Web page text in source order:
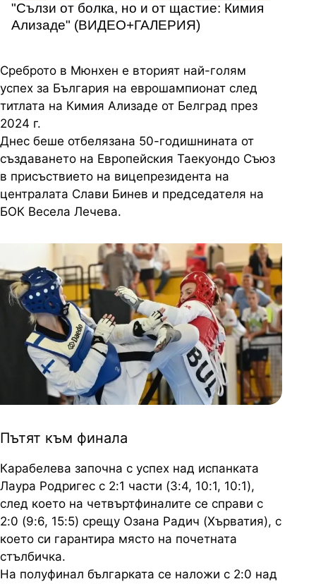
"Сълзи от болка, но и от щастие: Кимия
Ализаде" (ВИДЕО+ГАЛЕРИЯ)
Среброто в Мюнхен е втoрият най-голям
успех за България на еврошампионат след
титлата на Кимия Ализаде от Белград през
2024 г.
Днес беше отбелязана 50-годишнината от
създаването на Европейския Таекуондо Съюз
в присъствието на вицепрезидента на
централата Слави Бинев и председателя на
БОК Весела Лечева.
Пътят към финала
Карабелева започна с успех над испанката
Лаура Родригес с 2:1 части (3:4, 10:1, 10:1),
след което на четвъртфиналите се справи с
2:0 (9:6, 15:5) срещу Озана Радич (Хърватия), с
което си гарантира място на почетната
стълбичка.
На полуфинал българката се наложи с 2:0 над